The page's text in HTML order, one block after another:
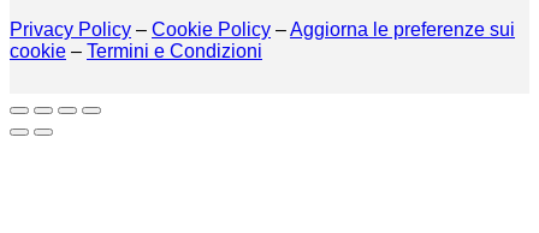
Privacy Policy – Cookie Policy –Aggiorna le preferenze sui
cookie – Termini e Condizioni